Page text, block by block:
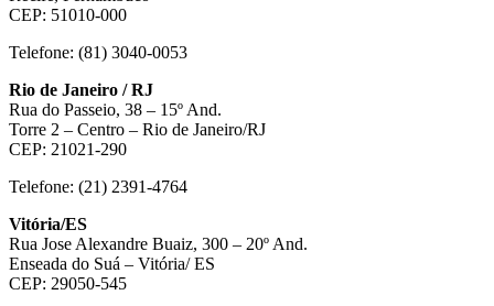
CEP: 51010-000
Telefone: (81) 3040-0053
Rio de Janeiro / RJ
Rua do Passeio, 38 – 15º And.
Torre 2 – Centro – Rio de Janeiro/RJ
CEP: 21021-290
Telefone: (21) 2391-4764
Vitória/ES
Rua Jose Alexandre Buaiz, 300 – 20º And.
Enseada do Suá – Vitória/ ES
CEP: 29050-545